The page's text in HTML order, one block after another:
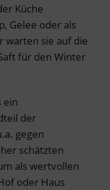
Küche
Gelee oder als
warten sie auf die
für den Winter
ein
der
gegen
schätzten
als wertvollen
oder Haus